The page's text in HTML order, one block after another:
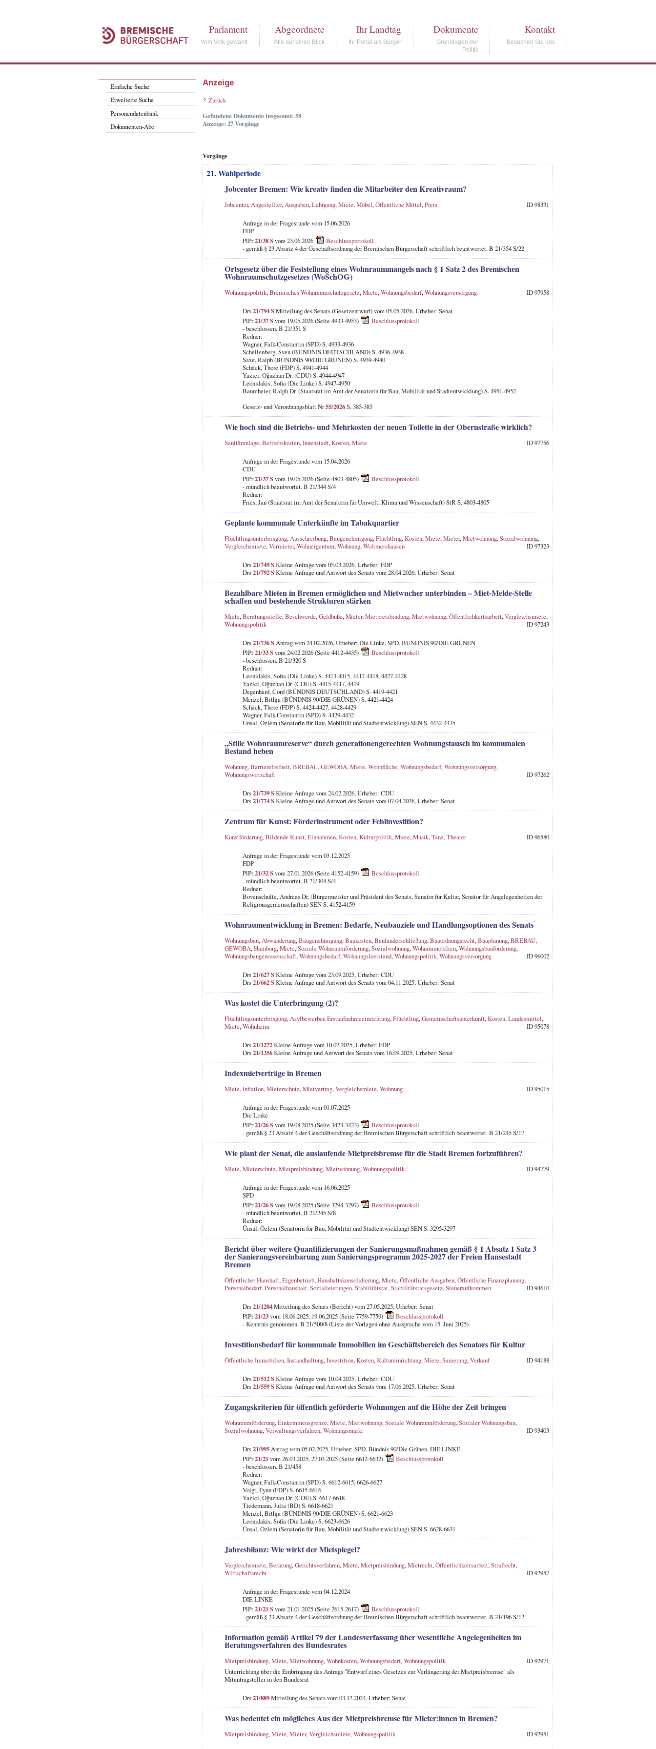
Parlament
Vom Volk gewählt
Abgeordnete
Alle auf einen Blick
Ihr Landtag
Ihr Portal als Bürger
Dokumente
Grundlagen der
Politik
Kontakt
Besuchen Sie uns
Einfache Suche
Erweiterte Suche
Personendatenbank
Dokumenten-Abo
Anzeige
Zurück
Gefundene Dokumente insgesamt: 58
Anzeige: 27 Vorgänge
Vorgänge
21. Wahlperiode
Jobcenter Bremen: Wie kreativ finden die Mitarbeiter den Kreativraum?
Jobcenter,Angestellter,Ausgaben,Lehrgang,Miete,Möbel,Öffentliche Mittel,Preis ID 98331
Anfrage in der Fragestundevom 15.06.2026
FDP
PlPr21/38 Svom 23.06.2026
Beschlussprotokoll
- gemäß § 23 Absatz 4 der Geschäftsordnung der Bremischen Bürgerschaft schriftlich beantwortet. B 21/354 S/22
Ortsgesetz über die Feststellung eines Wohnraummangels nach § 1 Satz 2 des Bremischen
Wohnraumschutzgesetzes (WoSchOG)
Wohnungspolitik,Bremisches Wohnraumschutzgesetz,Miete,Wohnungsbedarf,Wohnungsversorgung ID 97958
Drs21/794 SMitteilung des Senats (Gesetzentwurf) vom 05.05.2026, Urheber: Senat
PlPr21/37 Svom 19.05.2026 (Seite 4933-4953)
Beschlussprotokoll
- beschlossen. B 21/351 S
Redner:
Wagner, Falk-Constantin (SPD) S. 4933-4936
Schellenberg, Sven (BÜNDNIS DEUTSCHLAND) S. 4936-4938
Saxe, Ralph (BÜNDNIS 90/DIE GRÜNEN) S. 4939-4940
Schäck, Thore (FDP) S. 4941-4944
Yazici, Oğuzhan Dr. (CDU) S. 4944-4947
Leonidakis, Sofia (Die Linke) S. 4947-4950
Baumheier, Ralph Dr. (Staatsrat im Amt der Senatorin für Bau, Mobilität und Stadtentwicklung) S. 4951-4952
Gesetz- und Verordnungsblatt Nr55/2026S. 385-385
Wie hoch sind die Betriebs- und Mehrkosten der neuen Toilette in der Obernstraße wirklich?
Sanitäranlage,Betriebskosten,Innenstadt,Kosten,Miete ID 97756
Anfrage in der Fragestundevom 15.04.2026
CDU
PlPr21/37 Svom 19.05.2026 (Seite 4803-4805)
Beschlussprotokoll
- mündlich beantwortet. B 21/344 S/4
Redner:
Fries, Jan (Staatsrat im Amt der Senatorin für Umwelt, Klima und Wissenschaft) StR S. 4803-4805
Geplante kommunale Unterkünfte im Tabakquartier
Flüchtlingsunterbringung,Ausschreibung,Baugenehmigung,Flüchtling,Kosten,Miete,Mieter,Mietwohnung,Sozialwohnung,
Vergleichsmiete,Vermieter,Wohneigentum,Wohnung,Woltmershausen ID 97323
Drs21/749 SKleine Anfrage vom 05.03.2026, Urheber: FDP
Drs21/792 SKleine Anfrage und Antwort des Senats vom 28.04.2026, Urheber: Senat
Bezahlbare Mieten in Bremen ermöglichen und Mietwucher unterbinden – Miet-Melde-Stelle
schaffen und bestehende Strukturen stärken
Miete,Beratungsstelle,Beschwerde,Geldbuße,Mieter,Mietpreisbindung,Mietwohnung,Öffentlichkeitsarbeit,Vergleichsmiete,
Wohnungspolitik
ID 97243
Drs21/736 SAntrag vom 24.02.2026, Urheber: Die Linke, SPD, BÜNDNIS 90/DIE GRÜNEN
PlPr21/33 Svom 24.02.2026 (Seite 4412-4435)
Beschlussprotokoll
- beschlossen. B 21/320 S
Redner:
Leonidakis, Sofia (Die Linke) S. 4413-4415, 4417-4418, 4427-4428
Yazici, Oğuzhan Dr. (CDU) S. 4415-4417, 4419
Degenhard, Cord (BÜNDNIS DEUTSCHLAND) S. 4419-4421
Menzel, Bithja (BÜNDNIS 90/DIE GRÜNEN) S. 4421-4424
Schäck, Thore (FDP) S. 4424-4427, 4428-4429
Wagner, Falk-Constantin (SPD) S. 4429-4432
Ünsal, Özlem (Senatorin für Bau, Mobilität und Stadtentwicklung) SEN S. 4432-4435
„Stille Wohnraumreserve“ durch generationengerechten Wohnungstausch im kommunalen
Bestand heben
Wohnung,Barrierefreiheit,BREBAU,GEWOBA,Miete,Wohnfläche,Wohnungsbedarf,Wohnungsversorgung,
Wohnungswirtschaft
ID 97262
Drs21/739 SKleine Anfrage vom 24.02.2026, Urheber: CDU
Drs21/774 SKleine Anfrage und Antwort des Senats vom 07.04.2026, Urheber: Senat
Zentrum für Kunst: Förderinstrument oder Fehlinvestition?
Kunstförderung,Bildende Kunst,Einnahmen,Kosten,Kulturpolitik,Miete,Musik,Tanz,Theater ID 96580
Anfrage in der Fragestundevom 03.12.2025
FDP
PlPr21/32 Svom 27.01.2026 (Seite 4152-4159)
Beschlussprotokoll
- mündlich beantwortet. B 21/304 S/4
Redner:
Bovenschulte, Andreas Dr. (Bürgermeister und Präsident des Senats, Senator für Kultur, Senator für Angelegenheiten der
Religionsgemeinschaften) SEN S. 4152-4159
Wohnraumentwicklung in Bremen: Bedarfe, Neubauziele und Handlungsoptionen des Senats
Wohnungsbau,Abwanderung,Baugenehmigung,Baukosten,Baulanderschließung,Bauordnungsrecht,Bauplanung,BREBAU,
GEWOBA,Hamburg,Miete,Soziale Wohnraumförderung,Sozialwohnung,Wohnimmobilien,Wohnungsbauförderung,
Wohnungsbaugenossenschaft,Wohnungsbedarf,Wohnungsleerstand,Wohnungspolitik,Wohnungsversorgung ID 96002
Drs21/627 SKleine Anfrage vom 23.09.2025, Urheber: CDU
Drs21/662 SKleine Anfrage und Antwort des Senats vom 04.11.2025, Urheber: Senat
Was kostet die Unterbringung (2)?
Flüchtlingsunterbringung,Asylbewerber,Erstaufnahmeeinrichtung,Flüchtling,Gemeinschaftsunterkunft,Kosten,Landesmittel,
Miete,Wohnheim ID 95078
Drs21/1272Kleine Anfrage vom 10.07.2025, Urheber: FDP
Drs21/1356Kleine Anfrage und Antwort des Senats vom 16.09.2025, Urheber: Senat
Indexmietverträge in Bremen
Miete,Inflation,Mieterschutz,Mietvertrag,Vergleichsmiete,Wohnung ID 95015
Anfrage in der Fragestundevom 01.07.2025
Die Linke
PlPr21/26 Svom 19.08.2025 (Seite 3423-3423)
Beschlussprotokoll
- gemäß § 23 Absatz 4 der Geschäftsordnung der Bremischen Bürgerschaft schriftlich beantwortet. B 21/245 S/17
Wie plant der Senat, die auslaufende Mietpreisbremse für die Stadt Bremen fortzuführen?
Miete,Mieterschutz,Mietpreisbindung,Mietwohnung,Wohnungspolitik ID 94779
Anfrage in der Fragestundevom 16.06.2025
SPD
PlPr21/26 Svom 19.08.2025 (Seite 3294-3297)
Beschlussprotokoll
- mündlich beantwortet. B 21/245 S/8
Redner:
Ünsal, Özlem (Senatorin für Bau, Mobilität und Stadtentwicklung) SEN S. 3295-3297
Bericht über weitere Quantifizierungen der Sanierungsmaßnahmen gemäß § 1 Absatz 1 Satz 3
der Sanierungsvereinbarung zum Sanierungsprogramm 2025-2027 der Freien Hansestadt
Bremen
Öffentlicher Haushalt,Eigenbetrieb,Haushaltskonsolidierung,Miete,Öffentliche Ausgaben,Öffentliche Finanzplanung,
Personalbedarf,Personalhaushalt,Sozialleistungen,Stabilitätsrat,Stabilitätsratsgesetz,Steueraufkommen ID 94610
Drs21/1204Mitteilung des Senats (Bericht) vom 27.05.2025, Urheber: Senat
PlPr21/23vom 18.06.2025, 19.06.2025 (Seite 7759-7759)
Beschlussprotokoll
- Kenntnis genommen. B 21/500/8 (Liste der Vorlagen ohne Aussprache vom 15. Juni 2025)
Investitionsbedarf für kommunale Immobilien im Geschäftsbereich des Senators für Kultur
Öffentliche Immobilien,Instandhaltung,Investition,Kosten,Kultureinrichtung,Miete,Sanierung,Verkauf ID 94188
Drs21/512 SKleine Anfrage vom 10.04.2025, Urheber: CDU
Drs21/559 SKleine Anfrage und Antwort des Senats vom 17.06.2025, Urheber: Senat
Zugangskriterien für öffentlich geförderte Wohnungen auf die Höhe der Zeit bringen
Wohnraumförderung,Einkommensgrenze,Miete,Mietwohnung,Soziale Wohnraumförderung,Sozialer Wohnungsbau,
Sozialwohnung,Verwaltungsverfahren,Wohnungsmarkt ID 93403
Drs21/995Antrag vom 05.02.2025, Urheber: SPD, Bündnis 90/Die Grünen, DIE LINKE
PlPr21/21vom 26.03.2025, 27.03.2025 (Seite 6612-6632)
Beschlussprotokoll
- beschlossen. B 21/458
Redner:
Wagner, Falk-Constantin (SPD) S. 6612-6615, 6626-6627
Voigt, Fynn (FDP) S. 6615-6616
Yazici, Oğuzhan Dr. (CDU) S. 6617-6618
Tiedemann, Julia (BD) S. 6618-6621
Menzel, Bithja (BÜNDNIS 90/DIE GRÜNEN) S. 6621-6623
Leonidakis, Sofia (Die Linke) S. 6623-6626
Ünsal, Özlem (Senatorin für Bau, Mobilität und Stadtentwicklung) SEN S. 6628-6631
Jahresbilanz: Wie wirkt der Mietspiegel?
Vergleichsmiete,Beratung,Gerichtsverfahren,Miete,Mietpreisbindung,Mietrecht,Öffentlichkeitsarbeit,Strafrecht,
Wirtschaftsrecht
ID 92957
Anfrage in der Fragestundevom 04.12.2024
DIE LINKE
PlPr21/21 Svom 21.01.2025 (Seite 2615-2617)
Beschlussprotokoll
- gemäß § 23 Absatz 4 der Geschäftsordnung der Bremischen Bürgerschaft schriftlich beantwortet. B 21/196 S/12
Information gemäß Artikel 79 der Landesverfassung über wesentliche Angelegenheiten im
Beratungsverfahren des Bundesrates
Mietpreisbindung,Miete,Mietwohnung,Wohnkosten,Wohnungsbedarf,Wohnungspolitik
ID 92971
Unterrichtung über die Einbringung des Antrags "Entwurf eines Gesetzes zur Verlängerung der Mietpreisbremse" als
Mitantragsteller in den Bundesrat
Drs21/889Mitteilung des Senats vom 03.12.2024, Urheber: Senat
Was bedeutet ein mögliches Aus der Mietpreisbremse für Mieter:innen in Bremen?
Mietpreisbindung,Miete,Mieter,Vergleichsmiete,Wohnungspolitik ID 92951